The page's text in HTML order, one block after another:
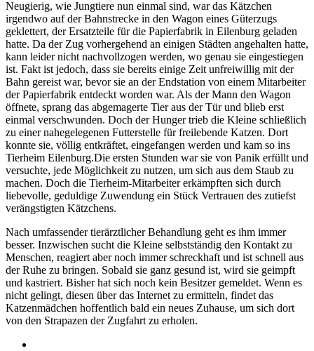
Neugierig, wie Jungtiere nun einmal sind, war das Kätzchen
irgendwo auf der Bahnstrecke in den Wagon eines Güterzugs
geklettert, der Ersatzteile für die Papierfabrik in Eilenburg geladen
hatte. Da der Zug vorhergehend an einigen Städten angehalten hatte,
kann leider nicht nachvollzogen werden, wo genau sie eingestiegen
ist. Fakt ist jedoch, dass sie bereits einige Zeit unfreiwillig mit der
Bahn gereist war, bevor sie an der Endstation von einem Mitarbeiter
der Papierfabrik entdeckt worden war. Als der Mann den Wagon
öffnete, sprang das abgemagerte Tier aus der Tür und blieb erst
einmal verschwunden. Doch der Hunger trieb die Kleine schließlich
zu einer nahegelegenen Futterstelle für freilebende Katzen. Dort
konnte sie, völlig entkräftet, eingefangen werden und kam so ins
Tierheim Eilenburg.Die ersten Stunden war sie von Panik erfüllt und
versuchte, jede Möglichkeit zu nutzen, um sich aus dem Staub zu
machen. Doch die Tierheim-Mitarbeiter erkämpften sich durch
liebevolle, geduldige Zuwendung ein Stück Vertrauen des zutiefst
verängstigten Kätzchens.
Nach umfassender tierärztlicher Behandlung geht es ihm immer
besser. Inzwischen sucht die Kleine selbstständig den Kontakt zu
Menschen, reagiert aber noch immer schreckhaft und ist schnell aus
der Ruhe zu bringen. Sobald sie ganz gesund ist, wird sie geimpft
und kastriert. Bisher hat sich noch kein Besitzer gemeldet. Wenn es
nicht gelingt, diesen über das Internet zu ermitteln, findet das
Katzenmädchen hoffentlich bald ein neues Zuhause, um sich dort
von den Strapazen der Zugfahrt zu erholen.